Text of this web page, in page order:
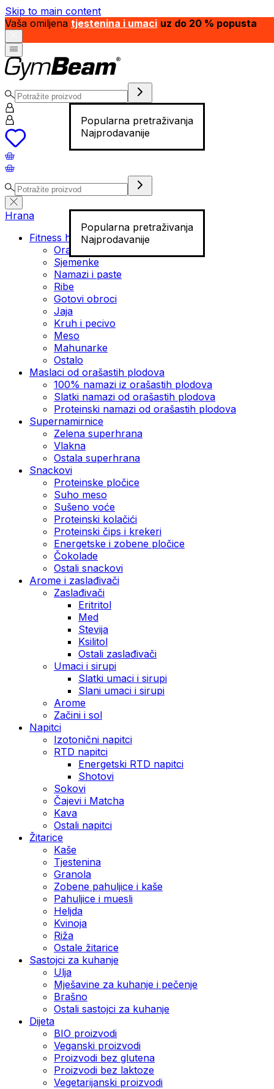
Skip to main content
Vaša omiljena tjestenina i umaci uz do 20 % popusta
Popularna pretraživanja
Najprodavanije
Popularna pretraživanja
Najprodavanije
Hrana
Fitness hrana
Orašasti plodovi
Sjemenke
Namazi i paste
Ribe
Gotovi obroci
Jaja
Kruh i pecivo
Meso
Mahunarke
Ostalo
Maslaci od orašastih plodova
100% namazi iz orašastih plodova
Slatki namazi od orašastih plodova
Proteinski namazi od orašastih plodova
Supernamirnice
Zelena superhrana
Vlakna
Ostala superhrana
Snackovi
Proteinske pločice
Suho meso
Sušeno voće
Proteinski kolačići
Proteinski čips i krekeri
Energetske i zobene pločice
Čokolade
Ostali snackovi
Arome i zaslađivači
Zaslađivači
Eritritol
Med
Stevija
Ksilitol
Ostali zaslađivači
Umaci i sirupi
Slatki umaci i sirupi
Slani umaci i sirupi
Arome
Začini i sol
Napitci
Izotonični napitci
RTD napitci
Energetski RTD napitci
Shotovi
Sokovi
Čajevi i Matcha
Kava
Ostali napitci
Žitarice
Kaše
Tjestenina
Granola
Zobene pahuljice i kaše
Pahuljice i muesli
Heljda
Kvinoja
Riža
Ostale žitarice
Sastojci za kuhanje
Ulja
Mješavine za kuhanje i pečenje
Brašno
Ostali sastojci za kuhanje
Dijeta
BIO proizvodi
Veganski proizvodi
Proizvodi bez glutena
Proizvodi bez laktoze
Vegetarijanski proizvodi